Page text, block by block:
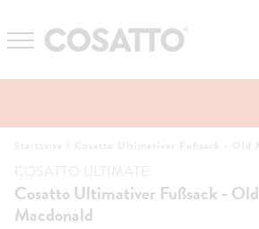
Zum
/
Cosatto Ultimativer Fußsack - Old
Macdonald